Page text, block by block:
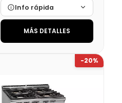
Info rápida
Marca
Cargando…
Cargando…
MÁS DETALLES
-20%